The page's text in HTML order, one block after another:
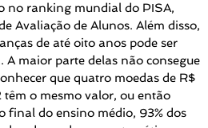
no ranking mundial do PISA,
Avaliação de Alunos. Além disso,
de até oito anos pode ser
A maior parte delas não consegue
que quatro moedas de R$
o mesmo valor, ou então
final do ensino médio, 93% dos